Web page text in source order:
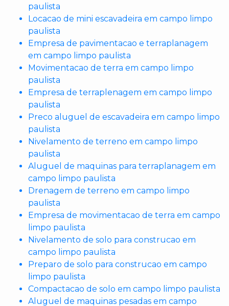
paulista
Locacao de mini escavadeira em campo limpo
paulista
Empresa de pavimentacao e terraplanagem
em campo limpo paulista
Movimentacao de terra em campo limpo
paulista
Empresa de terraplenagem em campo limpo
paulista
Preco aluguel de escavadeira em campo limpo
paulista
Nivelamento de terreno em campo limpo
paulista
Aluguel de maquinas para terraplanagem em
campo limpo paulista
Drenagem de terreno em campo limpo
paulista
Empresa de movimentacao de terra em campo
limpo paulista
Nivelamento de solo para construcao em
campo limpo paulista
Preparo de solo para construcao em campo
limpo paulista
Compactacao de solo em campo limpo paulista
Aluguel de maquinas pesadas em campo